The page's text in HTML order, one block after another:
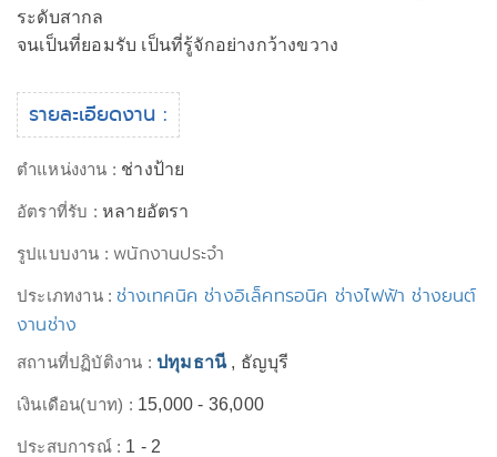
ระดับสากล
จนเป็นที่ยอมรับ เป็นที่รู้จักอย่างกว้างขวาง
รายละเอียดงาน :
ตำแหน่งงาน : ช่างป้าย
อัตราที่รับ : หลายอัตรา
รูปแบบงาน :พนักงานประจำ
ประเภทงาน :ช่างเทคนิค ช่างอิเล็คทรอนิค ช่างไฟฟ้า ช่างยนต์
งานช่าง
สถานที่ปฏิบัติงาน : ปทุมธานี, ธัญบุรี
เงินเดือน(บาท) : 15,000 - 36,000
ประสบการณ์ : 1 - 2